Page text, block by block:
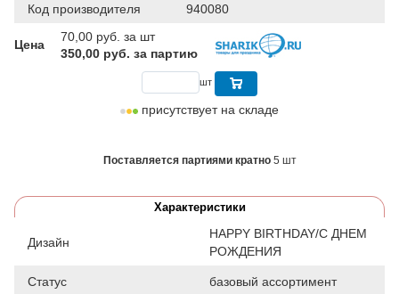
Код производителя 940080
Цена
70,00 руб. за шт
350,00 руб. за партию
шт
присутствует на складе
Поставляется партиями кратно 5 шт
Характеристики
Дизайн
HAPPY BIRTHDAY/С ДНЕМ
РОЖДЕНИЯ
Статус базовый ассортимент